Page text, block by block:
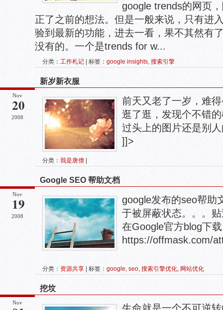
google trends的网页
正了之前的想法。但是一般来说，只有进
验到最新的功能，进去一看，果不其然有
没有的。一个是trends for w...
分类： 工作札记 | 标签： google insights, 搜索引擎
Nov
20
2008
新岁新衣服
前天又老了一岁，难
逛了逛，发现个不错
过头上的图片还是别
]]>
分类： 我是唐僧
Nov
19
2008
Google SEO 帮助文档
google发布的seo帮助
于被屏蔽状态。。。
在Google官方blog下
https://offmask.com/
分类： 资源共享 | 标签： google, seo, 搜索引擎优化, 网站优化
Nov
挖坟